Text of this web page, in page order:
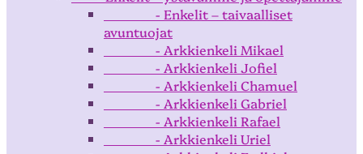
- Enkelit – taivaalliset
avuntuojat
- Arkkienkeli Mikael
- Arkkienkeli Jofiel
- Arkkienkeli Chamuel
- Arkkienkeli Gabriel
- Arkkienkeli Rafael
- Arkkienkeli Uriel